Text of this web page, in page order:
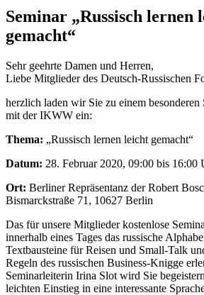
Seminar „Russisch lernen
gemacht“
Sehr geehrte Damen und Herren,
Liebe Mitglieder des Deutsch-Russischen
herzlich laden wir Sie zu einem
mit der IKWW ein:
Thema: „Russisch lernen leicht gemacht“
Datum: 28. Februar 2020, 09:00 bis 16:00
Ort: Berliner Repräsentanz der Robert
Bismarckstraße 71, 10627 Berlin
Das für unsere Mitglieder kostenlose
innerhalb eines Tages das russische
Textbausteine für Reisen und Small-Talk
Regeln des russischen Business-Knigge
Seminarleiterin Irina Slot wird Sie
leichten Einstieg in eine interessante